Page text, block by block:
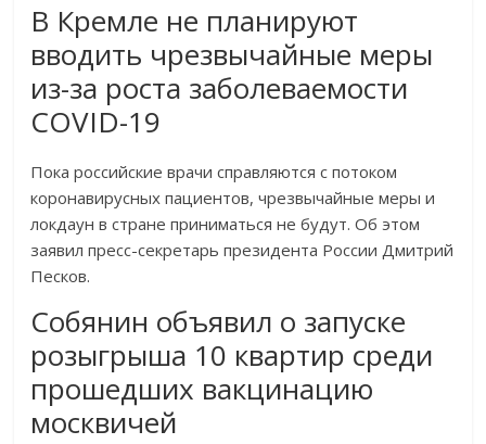
В Кремле не планируют
вводить чрезвычайные меры
из-за роста заболеваемости
COVID-19
Пока российские врачи справляются с потоком
коронавирусных пациентов, чрезвычайные меры и
локдаун в стране приниматься не будут. Об этом
заявил пресс-секретарь президента России Дмитрий
Песков.
Собянин объявил о запуске
розыгрыша 10 квартир среди
прошедших вакцинацию
москвичей